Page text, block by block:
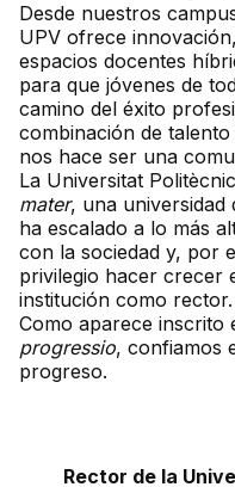
Desde nuestros
UPV ofrece
espacios docentes
para que jóvenes de
camino del éxito
combinación de
nos hace ser una
La Universitat
mater, una universidad
ha escalado a lo más
con la sociedad y, por
privilegio hacer crecer
institución como rector.
Como aparece inscrito
progressio, confiamos
progreso.
Rector de la